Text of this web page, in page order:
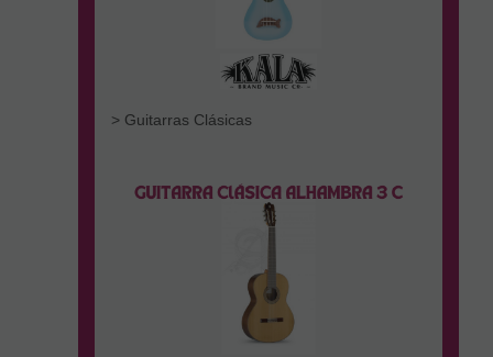
> Guitarras Clásicas